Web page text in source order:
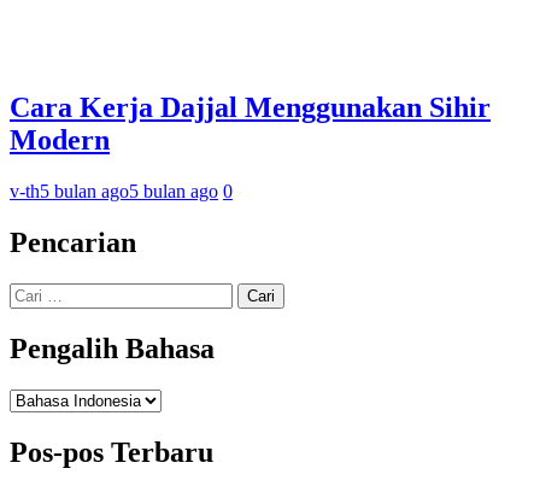
Cara Kerja Dajjal Menggunakan Sihir
Modern
v-th5 bulan ago5 bulan ago 0
Pencarian
Cari
untuk:
Pengalih Bahasa
Pengalih
Pos-pos Terbaru